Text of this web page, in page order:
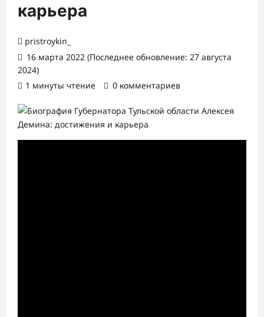
карьера
pristroykin_
16 марта 2022 (Последнее обновление: 27 августа
2024)
1 минуты чтение
0 комментариев